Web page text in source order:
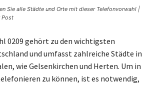
Sie alle Städte und Orte mit dieser Telefonvorwahl |
Post
0209 gehört zu den wichtigsten
und umfasst zahlreiche Städte in
wie Gelsenkirchen und Herten. Um in
zu können, ist es notwendig,